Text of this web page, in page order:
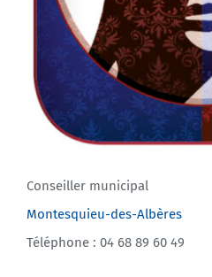
Conseiller municipal
Montesquieu-des-Albères
Téléphone : 04 68 89 60 49